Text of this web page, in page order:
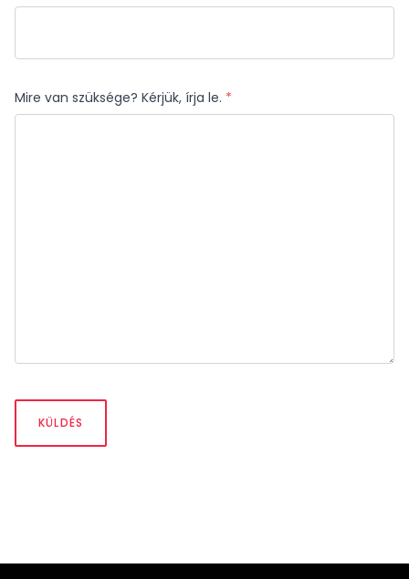
Mire van szüksége? Kérjük, írja le. *
KÜLDÉS